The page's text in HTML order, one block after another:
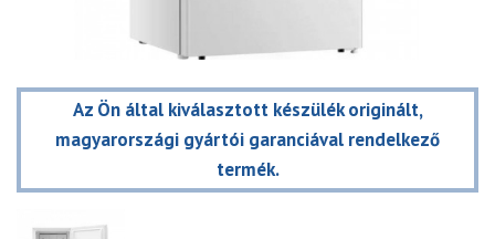
Az Ön által kiválasztott készülék originált,
magyarországi gyártói garanciával rendelkező
termék.